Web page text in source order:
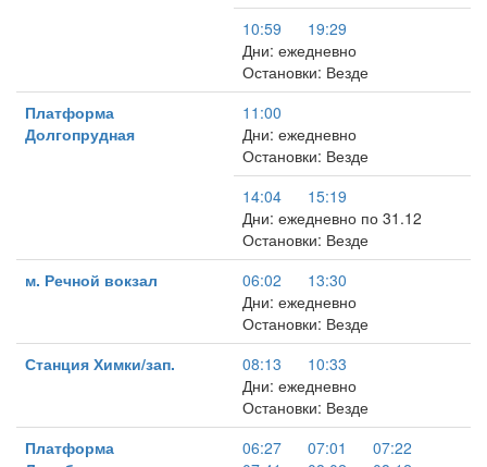
10:59
19:29
Дни: ежедневно
Остановки: Везде
Платформа
Долгопрудная
11:00
Дни: ежедневно
Остановки: Везде
14:04
15:19
Дни: ежедневно по 31.12
Остановки: Везде
м. Речной вокзал
06:02
13:30
Дни: ежедневно
Остановки: Везде
Станция Химки/зап.
08:13
10:33
Дни: ежедневно
Остановки: Везде
Платформа
06:27 07:01
07:22